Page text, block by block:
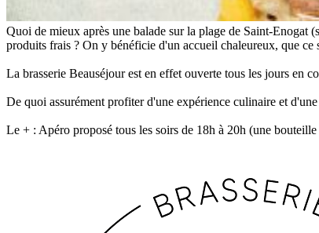
Quoi de mieux après une balade sur la plage de Saint-Enogat
produits frais ? On y bénéficie d'un accueil chaleureux, que ce
La brasserie Beauséjour est en effet ouverte tous les jours en
De quoi assurément profiter d'une expérience culinaire et
Le + : Apéro proposé tous les soirs de 18h à 20h (une